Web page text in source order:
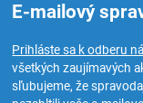
E-mailový
Prihláste sa k odberu
všetkých zaujímavých
sľubujeme, že